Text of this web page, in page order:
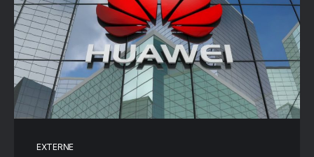
EXTERNE